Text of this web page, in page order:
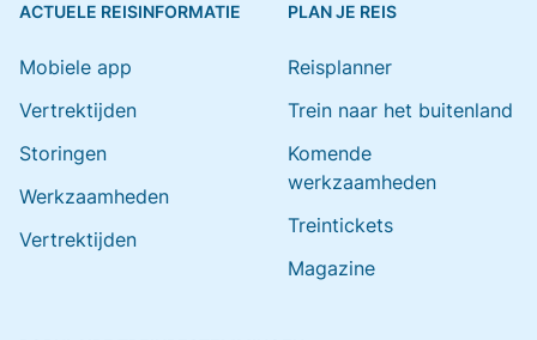
ACTUELE REISINFORMATIE
Mobiele app
Vertrektijden
Storingen
Werkzaamheden
Vertrektijden
PLAN JE REIS
Reisplanner
Trein naar het buitenland
Komende
werkzaamheden
Treintickets
Magazine